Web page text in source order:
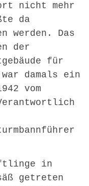
nicht mehr
da
werden. Das
der
für
damals ein
vom
in
getreten